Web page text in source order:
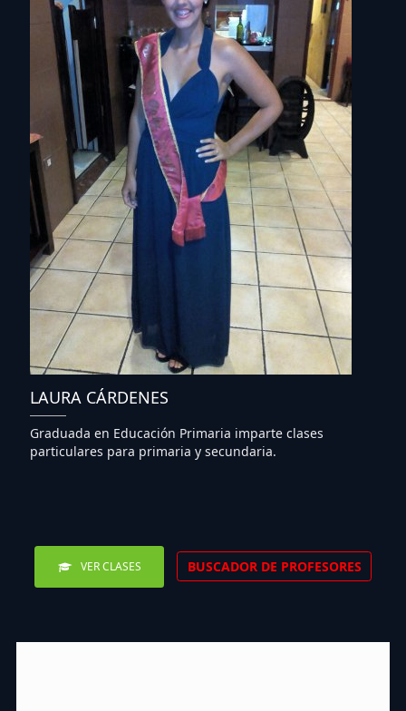
LAURA CÁRDENES
Graduada en Educación Primaria imparte clases
particulares para primaria y secundaria.
VER CLASES BUSCADOR DE PROFESORES